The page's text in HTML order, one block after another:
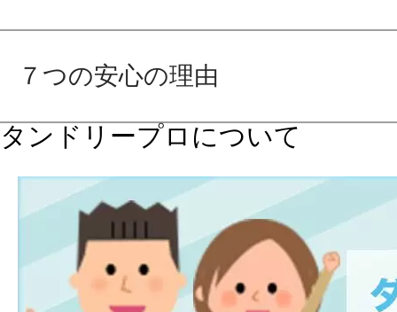
７つの安心の理由
タンドリープロについて